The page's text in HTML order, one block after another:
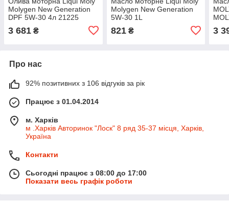
Molygen New Generation
DPF 5W-30 4л 21225
3 681 ₴
Molygen New Generation
5W-30 1L
821₴ 3
Про нас
92% позитивних з 106 відгуків за рік
Працює з 01.04.2014
м. Харків
м .Харків Авторинок "Лоск" 8 ряд 35-37 місця, Харків,
Україна
Контакти
Сьогодні працює з 08:00 до 17:00
Показати весь графік роботи